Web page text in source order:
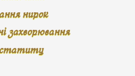
нирок
захворювання